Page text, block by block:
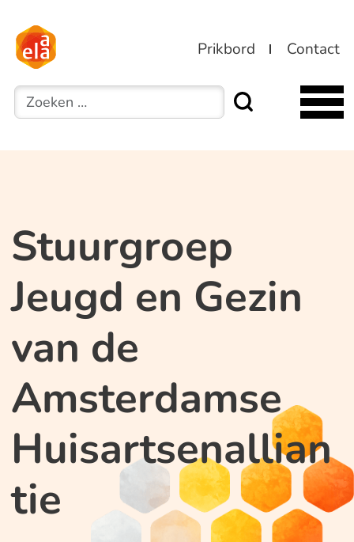
Prikbord Contact
Zoeken
Stuurgroep
Jeugd en Gezin
van de
Amsterdamse
Huisartsenallian
tie